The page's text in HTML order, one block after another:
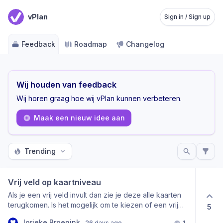
vPlan Sign in / Sign up
Feedback Roadmap Changelog
Wij houden van feedback
Wij horen graag hoe wij vPlan kunnen verbeteren.
Maak een nieuw idee aan
Trending
Vrij veld op kaartniveau
Als je een vrij veld invult dan zie je deze alle kaarten
terugkomen. Is het mogelijk om te kiezen of een vrij
5